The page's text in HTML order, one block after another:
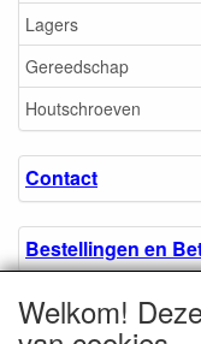
Lagers
Gereedschap
Houtschroeven
Contact
Bestellingen en
Algemene
Welkom!